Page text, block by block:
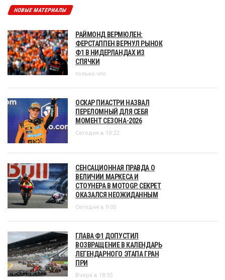
НОВЫЕ МАТЕРИАЛЫ
РАЙМОНД ВЕРМЮЛЕН:
ФЕРСТАППЕН ВЕРНУЛ РЫНОК
Ф1 В НИДЕРЛАНДАХ ИЗ
СПЯЧКИ
только что
ОСКАР ПИАСТРИ НАЗВАЛ
ПЕРЕЛОМНЫЙ ДЛЯ СЕБЯ
МОМЕНТ СЕЗОНА-2026
Сегодня в 10:22
СЕНСАЦИОННАЯ ПРАВДА О
ВЕЛИЧИИ МАРКЕСА И
СТОУНЕРА В MOTOGP. СЕКРЕТ
ОКАЗАЛСЯ НЕОЖИДАННЫМ
Сегодня в 9:05
ГЛАВА Ф1 ДОПУСТИЛ
ВОЗВРАЩЕНИЕ В КАЛЕНДАРЬ
ЛЕГЕНДАРНОГО ЭТАПА ГРАН
ПРИ
Вчера в 18:55